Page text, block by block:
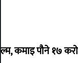
कमाइ पौने १७